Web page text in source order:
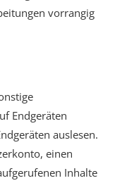
vorrangig
Endgeräten
auslesen.
einen
Inhalte